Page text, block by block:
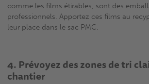
comme les films étirables, sont des
professionnels. Apportez ces films au
leur place dans le sac PMC.
4. Prévoyez des zones de tri
chantier